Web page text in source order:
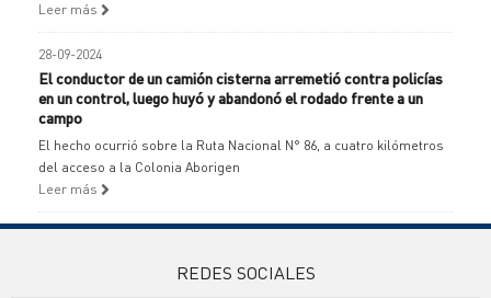
Leer más
28-09-2024
El conductor de un camión cisterna arremetió contra policías
en un control, luego huyó y abandonó el rodado frente a un
campo
El hecho ocurrió sobre la Ruta Nacional N° 86, a cuatro kilómetros
del acceso a la Colonia Aborigen
Leer más
REDES SOCIALES